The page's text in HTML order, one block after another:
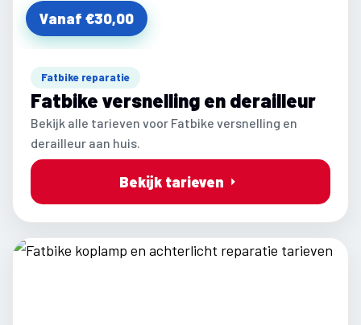
Vanaf €30,00
Fatbike reparatie
Fatbike versnelling en derailleur
Bekijk alle tarieven voor Fatbike versnelling en
derailleur aan huis.
Bekijk tarieven